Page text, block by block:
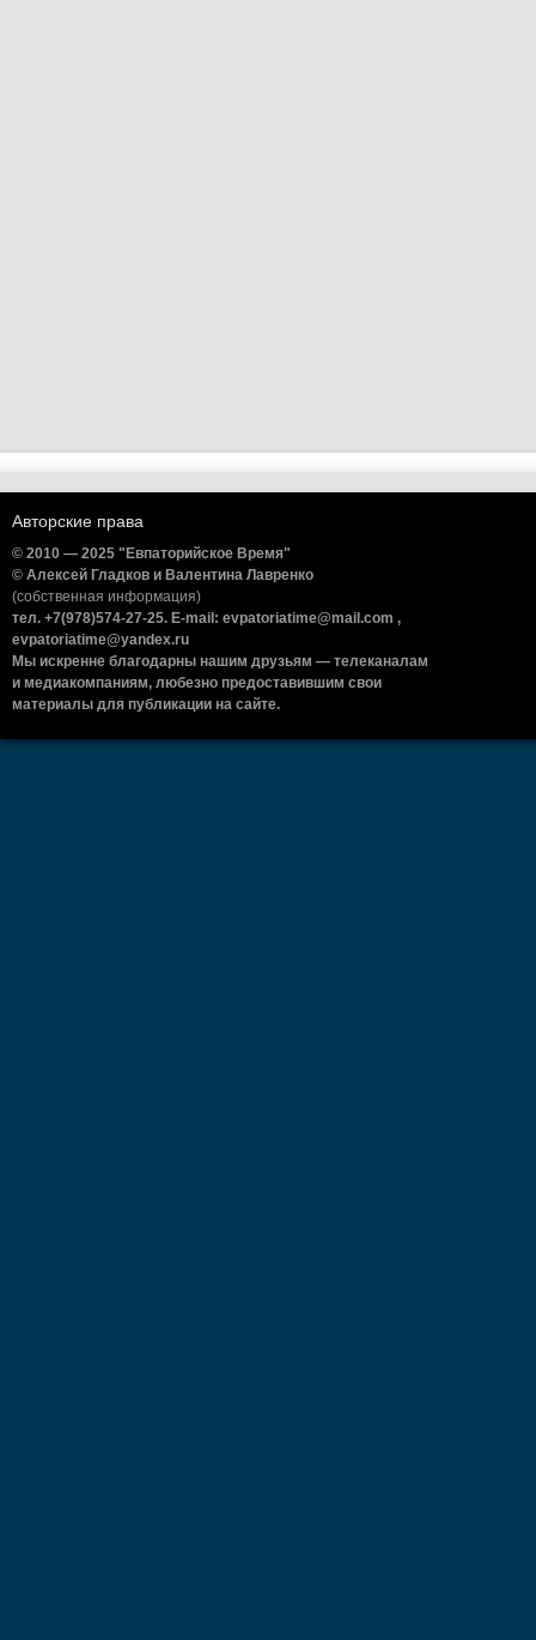
Авторские права
© 2010 — 2025 "Евпаторийское Время"
© Алексей Гладков и Валентина Лавренко
(собственная информация)
тел. +7(978)574-27-25. E-mail: evpatoriatime@mail.com ,
evpatoriatime@yandex.ru
Мы искренне благодарны нашим друзьям — телеканалам
и медиакомпаниям, любезно предоставившим свои
материалы для публикации на сайте.